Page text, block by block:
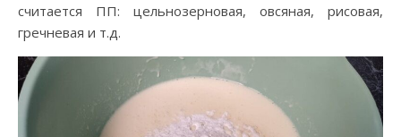
считается ПП: цельнозерновая, овсяная, рисовая,
гречневая и т.д.